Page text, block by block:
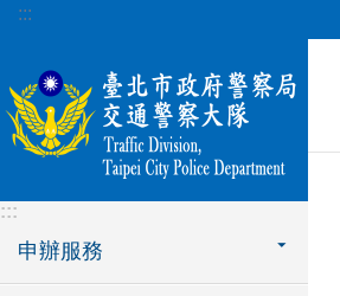
跳到主要內容區塊
:::
:::
申辦服務